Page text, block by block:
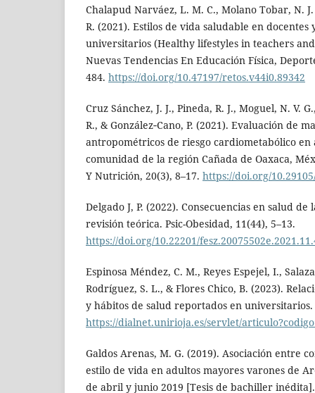
Chalapud Narváez, L. M. C., Molano Tobar, N.
R. (2021). Estilos de vida saludable en docentes
universitarios (Healthy lifestyles in teachers
Nuevas Tendencias En Educación Física,
484. https://doi.org/10.47197/retos.v44i0.89342
Cruz Sánchez, J. J., Pineda, R. J., Moguel, N. V.
R., & González‐Cano, P. (2021). Evaluación de
antropométricos de riesgo cardiometabólico en
comunidad de la región Cañada de Oaxaca,
Y Nutrición, 20(3), 8–17. https://doi.org/
Delgado J, P. (2022). Consecuencias en salud
revisión teórica. Psic-Obesidad, 11(44), 5–13.
https://doi.org/10.22201/
Espinosa Méndez, C. M., Reyes Espejel, I.,
Rodríguez, S. L., & Flores Chico, B. (2023).
y hábitos de salud reportados en universitarios.
https://dialnet.unirioja.es/servlet/
Galdos Arenas, M. G. (2019). Asociación entre
estilo de vida en adultos mayores varones de
de abril y junio 2019 [Tesis de bachiller